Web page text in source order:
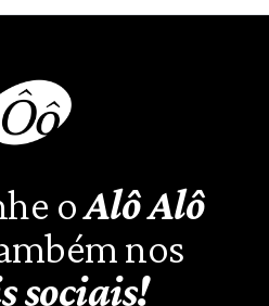
oAlô Alô
nos
sociais!